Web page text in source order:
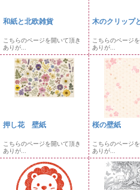
和紙と北欧雑貨
こちらのページを開いて頂き
ありが...
木のクリップ
こちらのページ
ありが...
押し花 壁紙
こちらのページを開いて頂き
ありが...
桜の壁紙
こちらのページ
ありが...